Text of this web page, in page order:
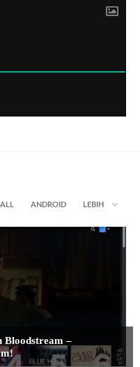
ALL ANDROID LEBIH
Bloodstream –